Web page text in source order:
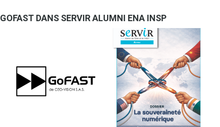
GOFAST DANS SERVIR ALUMNI ENA INSP